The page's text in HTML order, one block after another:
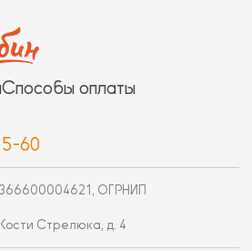
Способы оплаты
60
ОГРНИП
Стрелюка, д. 4